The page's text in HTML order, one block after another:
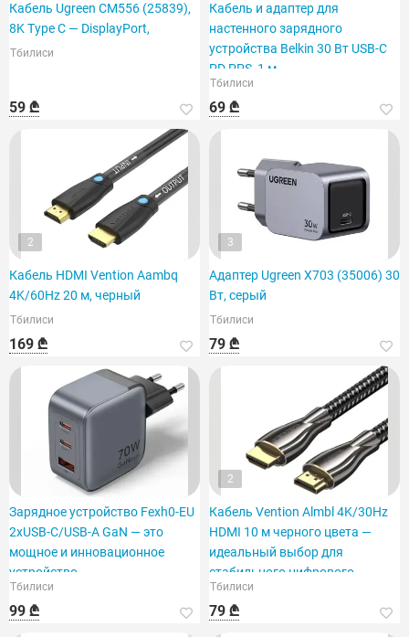
Кабель Ugreen CM556 (25839),
8K Type C — DisplayPort,
Тбилиси
59 ₾
Кабель и адаптер для
настенного зарядного
устройства Belkin 30 Вт USB-C
PD PPS, 1 м
Тбилиси
69 ₾
2
Кабель HDMI Vention Aambq
4K/60Hz 20 м, черный
Тбилиси
169 ₾
3
Адаптер Ugreen X703 (35006) 30
Вт, серый
Тбилиси
79 ₾
Зарядное устройство Fexh0-EU
2xUSB-C/USB-A GaN — это
мощное и инновационное
устройство.
Тбилиси
99 ₾
2
Кабель Vention Almbl 4K/30Hz
HDMI 10 м черного цвета —
идеальный выбор для
стабильного цифрового
сигнала.
Тбилиси
79 ₾